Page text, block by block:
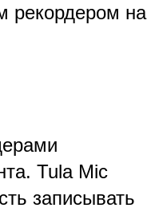
рекордером на
Tula Mic
записывать